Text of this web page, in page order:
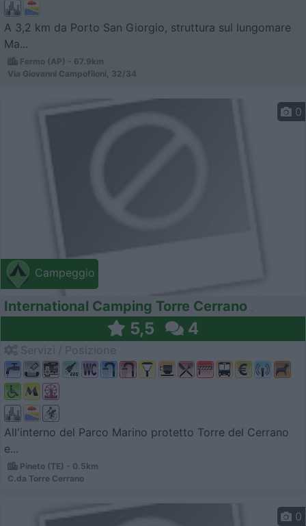
A 3,2 km da Porto San Giorgio, struttura sul lungomare
Ma...
Fermo (AP) - 67.9km
Via Giovanni Campofiloni, 32/34
Campeggio
0
International Camping Torre Cerrano
5,5 4
All'interno del Parco Marino protetto Torre del Cerrano
e...
Pineto (TE) - 0.5km
C.da Torre Cerrano
0